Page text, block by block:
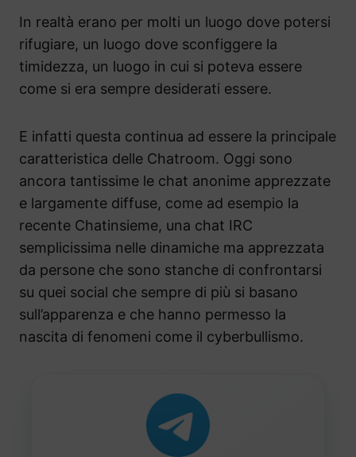
In realtà erano per molti un luogo dove potersi
rifugiare, un luogo dove sconfiggere la
timidezza, un luogo in cui si poteva essere
come si era sempre desiderati essere.
E infatti questa continua ad essere la principale
caratteristica delle Chatroom. Oggi sono
ancora tantissime le chat anonime apprezzate
e largamente diffuse, come ad esempio la
recente Chatinsieme, una chat IRC
semplicissima nelle dinamiche ma apprezzata
da persone che sono stanche di confrontarsi
su quei social che sempre di più si basano
sull’apparenza e che hanno permesso la
nascita di fenomeni come il cyberbullismo.